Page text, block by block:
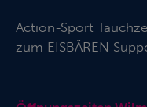
Action-Sport
zum EISBÄREN